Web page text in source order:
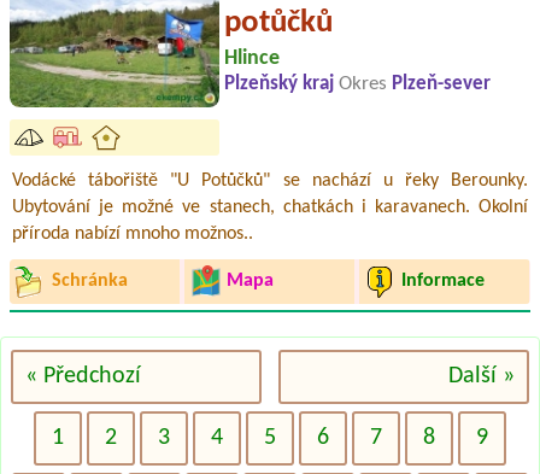
potůčků
Hlince
Plzeňský kraj Okres Plzeň-sever
Vodácké tábořiště "U Potůčků" se nachází u řeky Berounky.
Ubytování je možné ve stanech, chatkách i karavanech. Okolní
příroda nabízí mnoho možnos..
Schránka Mapa Informace
« Předchozí Další »
1 2 3 4 5 6 7 8 9